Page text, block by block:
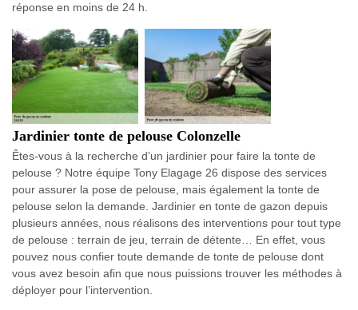
réponse en moins de 24 h.
Jardinier tonte de pelouse Colonzelle
Êtes-vous à la recherche d’un jardinier pour faire la tonte de
pelouse ? Notre équipe Tony Elagage 26 dispose des services
pour assurer la pose de pelouse, mais également la tonte de
pelouse selon la demande. Jardinier en tonte de gazon depuis
plusieurs années, nous réalisons des interventions pour tout type
de pelouse : terrain de jeu, terrain de détente… En effet, vous
pouvez nous confier toute demande de tonte de pelouse dont
vous avez besoin afin que nous puissions trouver les méthodes à
déployer pour l’intervention.